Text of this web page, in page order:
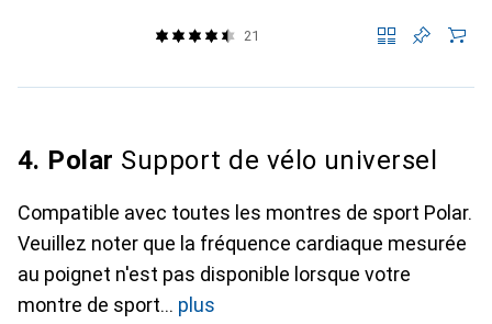
21
4. Polar Support de vélo universel
Compatible avec toutes les montres de sport Polar.
Veuillez noter que la fréquence cardiaque mesurée
au poignet n'est pas disponible lorsque votre
montre de sport
plus